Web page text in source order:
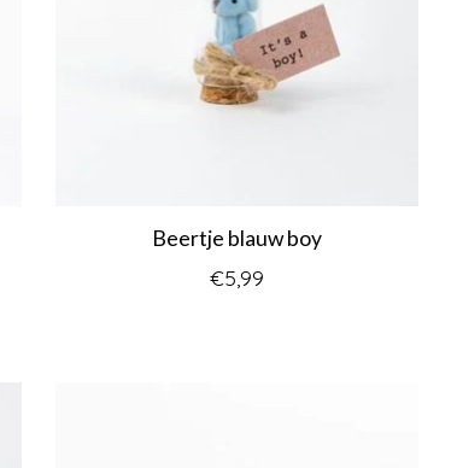
Beertje blauw boy
€5,99